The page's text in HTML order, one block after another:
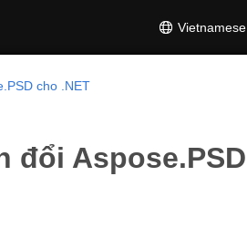
Vietnamese
cho .NET
đổi Aspose.PSD